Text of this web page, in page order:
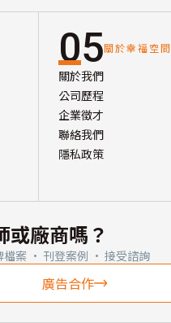
05關於幸福空間
關於我們
公司歷程
企業徵才
聯絡我們
隱私政策
或廠商嗎？
檔案 · 刊登案例 · 接受諮詢
廣告合作